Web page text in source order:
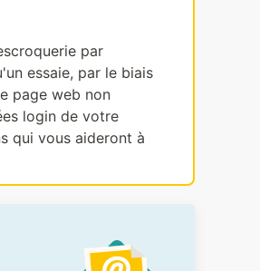
par
essaie, par le biais
page web non
login de votre
qui vous aideront à